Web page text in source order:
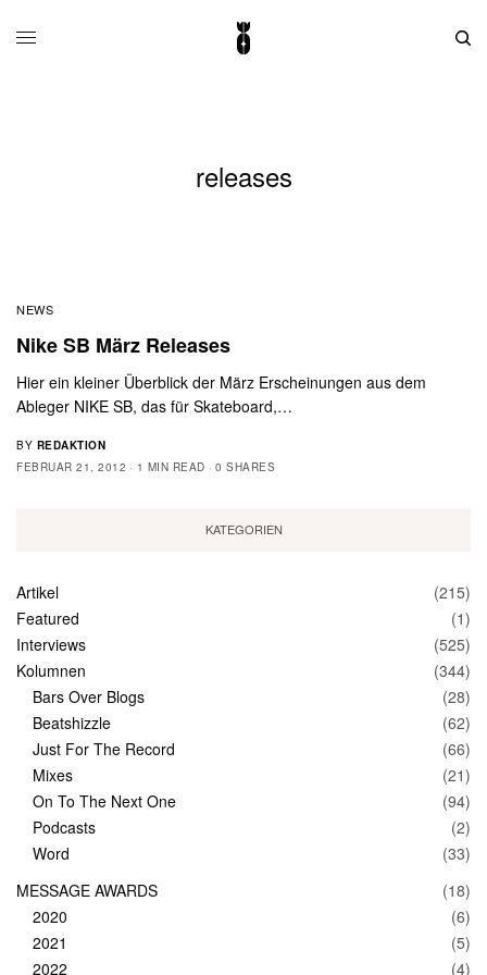
releases
NEWS
Nike SB März Releases
Hier ein kleiner Überblick der März Erscheinungen aus dem
Ableger NIKE SB, das für Skateboard,…
BY REDAKTION
FEBRUAR 21, 2012
1 MIN READ 0 SHARES
KATEGORIEN
Artikel
(215)
Featured
(1)
Interviews
(525)
Kolumnen
(344)
Bars Over Blogs
(28)
Beatshizzle
(62)
Just For The Record
(66)
Mixes
(21)
On To The Next One
(94)
Podcasts
(2)
Word
(33)
MESSAGE AWARDS
(18)
2020
(6)
2021
(5)
2022
(4)